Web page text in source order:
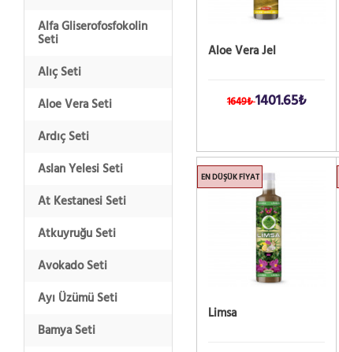
Alfa Gliserofosfokolin
Seti
Alıç Seti
Aloe Vera Seti
Ardıç Seti
Aslan Yelesi Seti
At Kestanesi Seti
Atkuyruğu Seti
Avokado Seti
Ayı Üzümü Seti
Bamya Seti
Aloe Vera Jel
1649₺1401.65₺
EN DÜŞÜK FIYAT
Limsa